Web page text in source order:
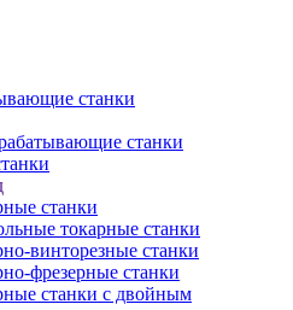
станки
станки
станки
токарные станки
винторезные станки
фрезерные станки
станки с двойным